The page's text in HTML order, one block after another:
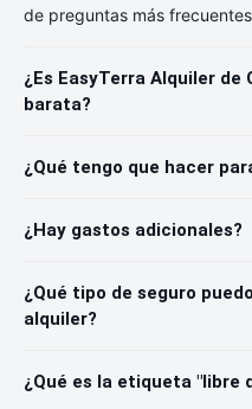
de preguntas más
¿Es EasyTerra Alquiler de
barata?
¿Qué tengo que hacer
¿Hay gastos adicionales?
¿Qué tipo de seguro
alquiler?
¿Qué es la etiqueta "libre